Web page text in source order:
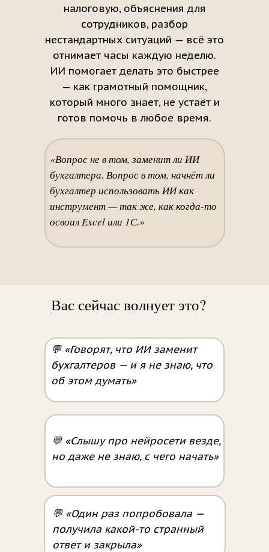
налоговую, объяснения для
сотрудников, разбор
нестандартных ситуаций — всё это
отнимает часы каждую неделю.
ИИ помогает делать это быстрее
— как грамотный помощник,
который много знает, не устаёт и
готов помочь в любое время.
«Вопрос не в том, заменит ли ИИ
бухгалтера. Вопрос в том, начнёт ли
бухгалтер использовать ИИ как
инструмент — так же, как когда-то
освоил Excel или 1С.»
Вас сейчас волнует это?
💬 «Один раз попробовала —
получила какой-то странный
ответ и закрыла»
💬 «Слышу про нейросети везде,
но даже не знаю, с чего начать»
💬 «Говорят, что ИИ заменит
бухгалтеров — и я не знаю, что
об этом думать»